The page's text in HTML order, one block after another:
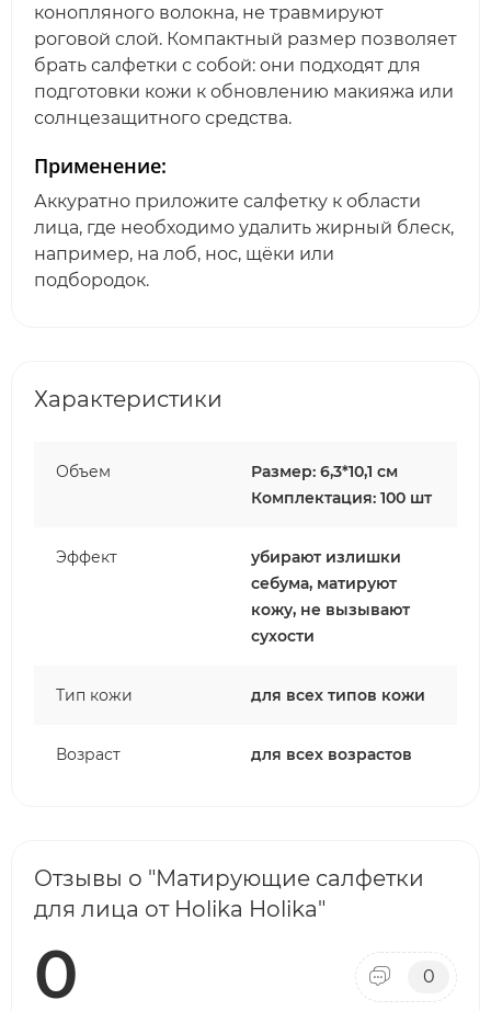
конопляного волокна, не травмируют
роговой слой. Компактный размер позволяет
брать салфетки с собой: они подходят для
подготовки кожи к обновлению макияжа или
солнцезащитного средства.
Применение:
Аккуратно приложите салфетку к области
лица, где необходимо удалить жирный блеск,
например, на лоб, нос, щёки или
подбородок.
Характеристики
Объем
Размер: 6,3*10,1 см
Комплектация: 100 шт
Эффект
убирают излишки
себума, матируют
кожу, не вызывают
сухости
Тип кожи для всех типов кожи
Возраст для всех возрастов
Отзывы о "Матирующие салфетки
для лица от Holika Holika"
0 0